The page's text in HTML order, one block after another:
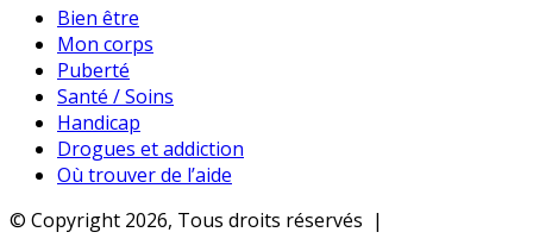
Bien être
Mon corps
Puberté
Santé / Soins
Handicap
Drogues et addiction
Où trouver de l’aide
© Copyright 2026, Tous droits réservés |